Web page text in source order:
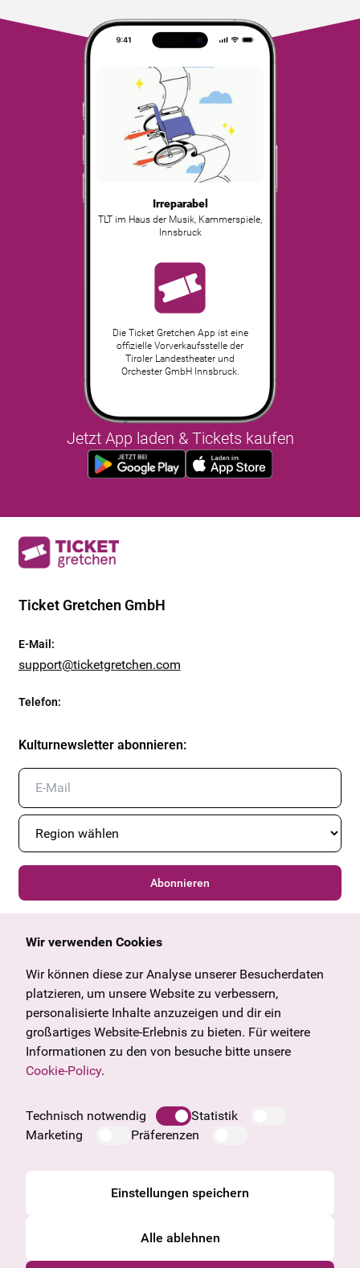
Irreparabel
TLT im Haus der Musik, Kammerspiele,
Innsbruck
Die Ticket Gretchen App ist eine
offizielle Vorverkaufsstelle der
Tiroler Landestheater und
Orchester GmbH Innsbruck.
Jetzt App laden & Tickets kaufen
Ticket Gretchen GmbH
E-Mail :
support@ticketgretchen.com
Telefon:
Kulturnewsletter abonnieren:
Abonnieren
Allgemein
Angebote & News
U27
Geschenkgutschein
Häufige Fragen
Impressum
Datenschutzinformation
Wien
Tirol
Vorarlberg
Burgenland
Salzburg
Wir verwenden Cookies
Wir können diese zur Analyse unserer Besucherdaten
platzieren, um unsere Website zu verbessern,
personalisierte Inhalte anzuzeigen und dir ein
großartiges Website-Erlebnis zu bieten. Für weitere
Informationen zu den von besuche bitte unsere
Cookie-Policy.
Technisch notwendig
Statistik
Marketing
Präferenzen
Einstellungen speichern
Alle ablehnen